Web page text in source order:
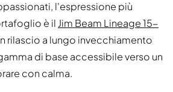
l'espressione più
è il Jim Beam Lineage 15-
rilascio a lungo invecchiamento
di base accessibile verso un
con calma.